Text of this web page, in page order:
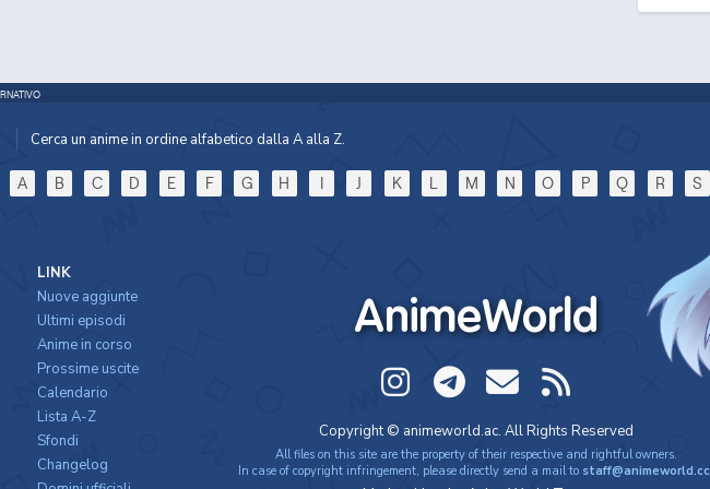
Cerca un anime in ordine alfabetico dalla A alla Z.
A B C D E F G H I J K L M N O P Q R S
AnimeWorld
Copyright © animeworld.ac. All Rights Reserved
All files on this site are the property of their respective and rightful owners.
In case of copyright infringement, please directly send a mail to staff@animeworld.cc
LINK
Nuove aggiunte
Ultimi episodi
Anime in corso
Prossime uscite
Calendario
Lista A-Z
Sfondi
Changelog